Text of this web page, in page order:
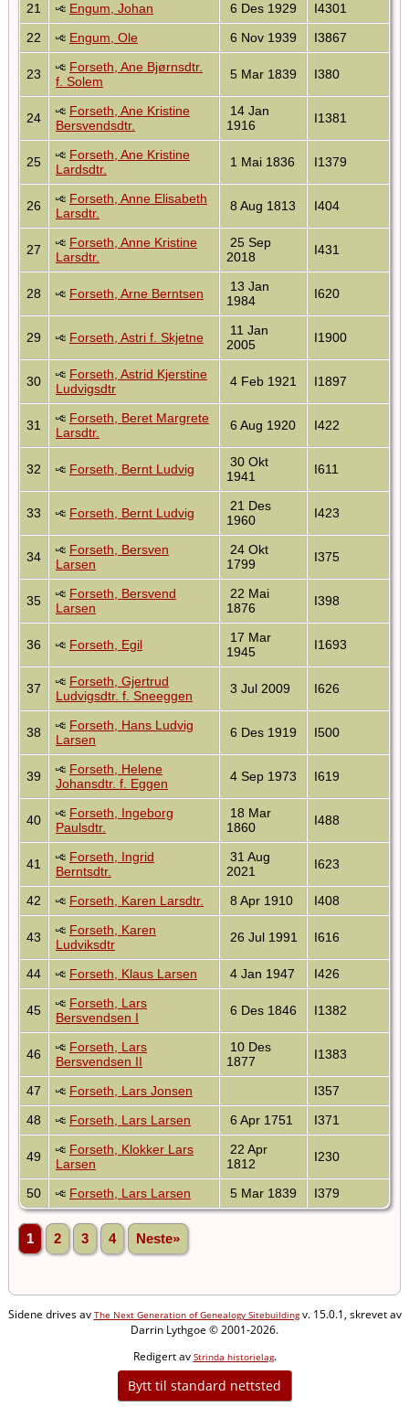
21 Engum, Johan 6 Des 1929
I4301
22
Engum, Ole 6 Nov 1939 I3867
23
Forseth, Ane Bjørnsdtr.
f. Solem
5 Mar 1839 I380
24
Forseth, Ane Kristine
Bersvendsdtr.
14 Jan
1916
I1381
25
Forseth, Ane Kristine
Lardsdtr.
1 Mai 1836 I1379
26
Forseth, Anne Elisabeth
Larsdtr.
8 Aug 1813 I404
27
Forseth, Anne Kristine
Larsdtr.
25 Sep
2018
I431
28 Forseth, Arne Berntsen
13 Jan
1984
I620
29 Forseth, Astri f. Skjetne
11 Jan
2005
I1900
30
Forseth, Astrid Kjerstine
Ludvigsdtr
4 Feb 1921 I1897
31
Forseth, Beret Margrete
Larsdtr.
6 Aug 1920 I422
32 Forseth, Bernt Ludvig
30 Okt
1941
I611
33 Forseth, Bernt Ludvig
21 Des
1960
I423
34
Forseth, Bersven
Larsen
24 Okt
1799
I375
35
Forseth, Bersvend
Larsen
22 Mai
1876
I398
36 Forseth, Egil
17 Mar
1945
I1693
37
Forseth, Gjertrud
Ludvigsdtr. f. Sneeggen
3 Jul 2009 I626
38
Forseth, Hans Ludvig
Larsen
6 Des 1919 I500
39
Forseth, Helene
Johansdtr. f. Eggen
4 Sep 1973 I619
40
Forseth, Ingeborg
Paulsdtr.
18 Mar
1860
I488
41
Forseth, Ingrid
Berntsdtr.
31 Aug
2021
I623
42 Forseth, Karen Larsdtr. 8 Apr 1910 I408
43
Forseth, Karen
Ludviksdtr
26 Jul 1991 I616
44 Forseth, Klaus Larsen 4 Jan 1947 I426
45
Forseth, Lars
Bersvendsen I
6 Des 1846 I1382
46
Forseth, Lars
Bersvendsen II
10 Des
1877
I1383
47 Forseth, Lars Jonsen
I357
48
Forseth, Lars Larsen 6 Apr 1751 I371
49
Forseth, Klokker Lars
Larsen
22 Apr
1812
I230
50 Forseth, Lars Larsen 5 Mar 1839 I379
1 2 3 4 Neste»
Sidene drives av The Next Generation of Genealogy Sitebuildingv. 15.0.1, skrevet av
Darrin Lythgoe © 2001-2026.
Redigert av Strinda historielag.
Bytt til standard nettsted